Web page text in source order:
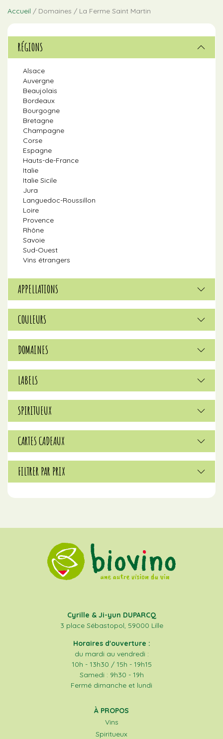
Accueil / Domaines / La Ferme Saint Martin
RÉGIONS
Alsace
Auvergne
Beaujolais
Bordeaux
Bourgogne
Bretagne
Champagne
Corse
Espagne
Hauts-de-France
Italie
Italie Sicile
Jura
Languedoc-Roussillon
Loire
Provence
Rhône
Savoie
Sud-Ouest
Vins étrangers
APPELLATIONS
COULEURS
DOMAINES
LABELS
SPIRITUEUX
CARTES CADEAUX
FILTRER PAR PRIX
Cyrille & Ji-yun DUPARCQ
3 place Sébastopol, 59000 Lille
Horaires d'ouverture :
du mardi au vendredi :
10h - 13h30 / 15h - 19h15
Samedi : 9h30 - 19h
Fermé dimanche et lundi
À PROPOS
Vins
Spiritueux